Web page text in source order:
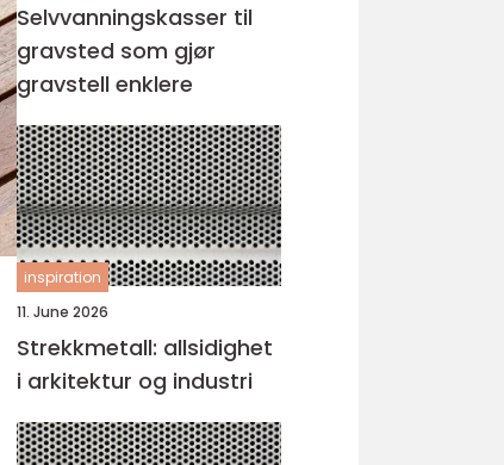
Selvvanningskasser til
gravsted som gjør
gravstell enklere
inspiration
11. June 2026
Strekkmetall: allsidighet
i arkitektur og industri